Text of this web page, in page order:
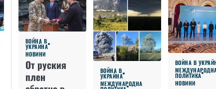
ВОЙНА В
УКРАЙНА
НОВИНИ
От руския
плен
ВОЙНА В
УКРАЙНА
МЕЖДУНАРОДНА
ВОЙНА В
ПОЛИТИКА
НОВИНИ